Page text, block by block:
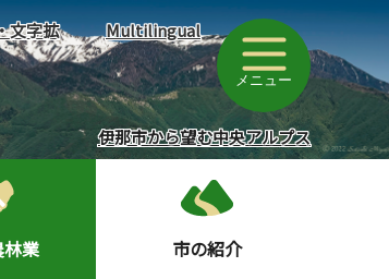
文字拡
Multilingual
メニュー
伊那市から望む中央アルプス
業 市の紹介